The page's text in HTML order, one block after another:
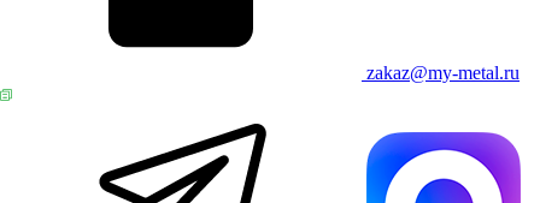
zakaz@my-metal.ru